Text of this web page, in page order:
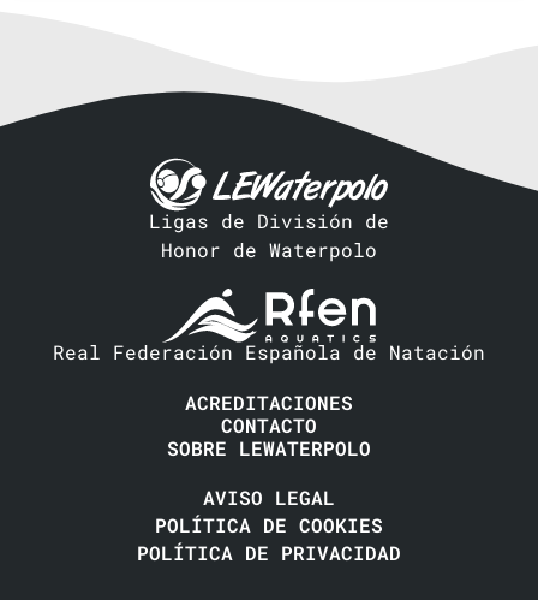
Ligas de División de
Honor de Waterpolo
Real Federación Española de Natación
ACREDITACIONES
CONTACTO
SOBRE LEWATERPOLO
AVISO LEGAL
POLÍTICA DE COOKIES
POLÍTICA DE PRIVACIDAD